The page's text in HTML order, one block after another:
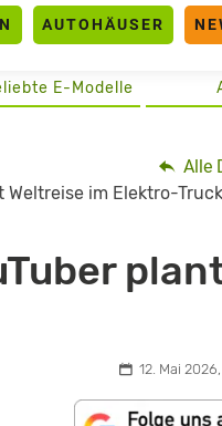
AUTOHÄUSER
E-Modelle
Alle
Weltreise im Elektro-Truck
12. Mai